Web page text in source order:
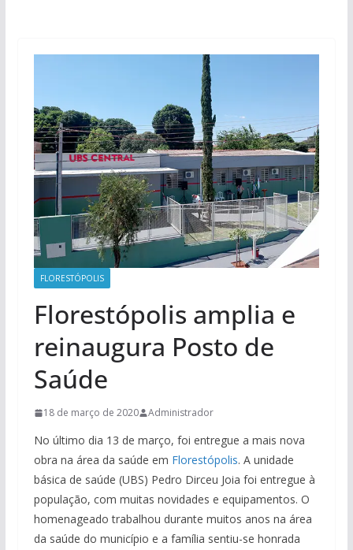
FLORESTÓPOLIS
Florestópolis amplia e
reinaugura Posto de
Saúde
18 de março de 2020 Administrador
No último dia 13 de março, foi entregue a mais nova
obra na área da saúde em Florestópolis. A unidade
básica de saúde (UBS) Pedro Dirceu Joia foi entregue à
população, com muitas novidades e equipamentos. O
homenageado trabalhou durante muitos anos na área
da saúde do município e a família sentiu-se honrada